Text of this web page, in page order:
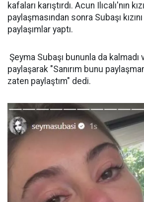
kafaları karıştırdı. Acun Ilıcalı'nın
paylaşmasından sonra Subaşı
paylaşımlar yaptı.
Şeyma Subaşı bununla da kalmadı
paylaşarak "Sanırım bunu
zaten paylaştım" dedi.